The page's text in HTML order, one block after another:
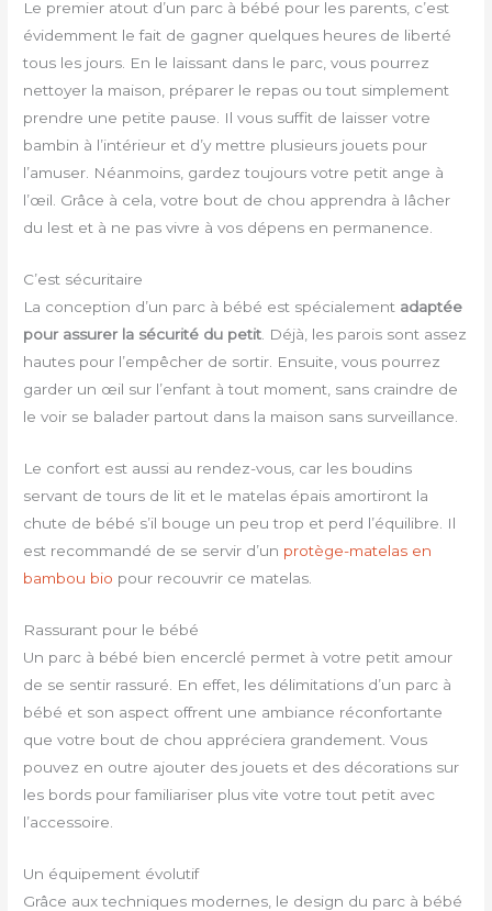
Le premier atout d’un parc à bébé pour les parents, c’est
évidemment le fait de gagner quelques heures de liberté
tous les jours. En le laissant dans le parc, vous pourrez
nettoyer la maison, préparer le repas ou tout simplement
prendre une petite pause. Il vous suffit de laisser votre
bambin à l’intérieur et d’y mettre plusieurs jouets pour
l’amuser. Néanmoins, gardez toujours votre petit ange à
l’œil. Grâce à cela, votre bout de chou apprendra à lâcher
du lest et à ne pas vivre à vos dépens en permanence.
C’est sécuritaire
La conception d’un parc à bébé est spécialement adaptée
pour assurer la sécurité du petit. Déjà, les parois sont assez
hautes pour l’empêcher de sortir. Ensuite, vous pourrez
garder un œil sur l’enfant à tout moment, sans craindre de
le voir se balader partout dans la maison sans surveillance.
Le confort est aussi au rendez-vous, car les boudins
servant de tours de lit et le matelas épais amortiront la
chute de bébé s’il bouge un peu trop et perd l’équilibre. Il
est recommandé de se servir d’un protège-matelas en
bambou bio pour recouvrir ce matelas.
Rassurant pour le bébé
Un parc à bébé bien encerclé permet à votre petit amour
de se sentir rassuré. En effet, les délimitations d’un parc à
bébé et son aspect offrent une ambiance réconfortante
que votre bout de chou appréciera grandement. Vous
pouvez en outre ajouter des jouets et des décorations sur
les bords pour familiariser plus vite votre tout petit avec
l’accessoire.
Un équipement évolutif
Grâce aux techniques modernes, le design du parc à bébé